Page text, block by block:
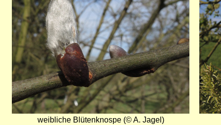
weibliche Blütenknospe (© A. Jagel)